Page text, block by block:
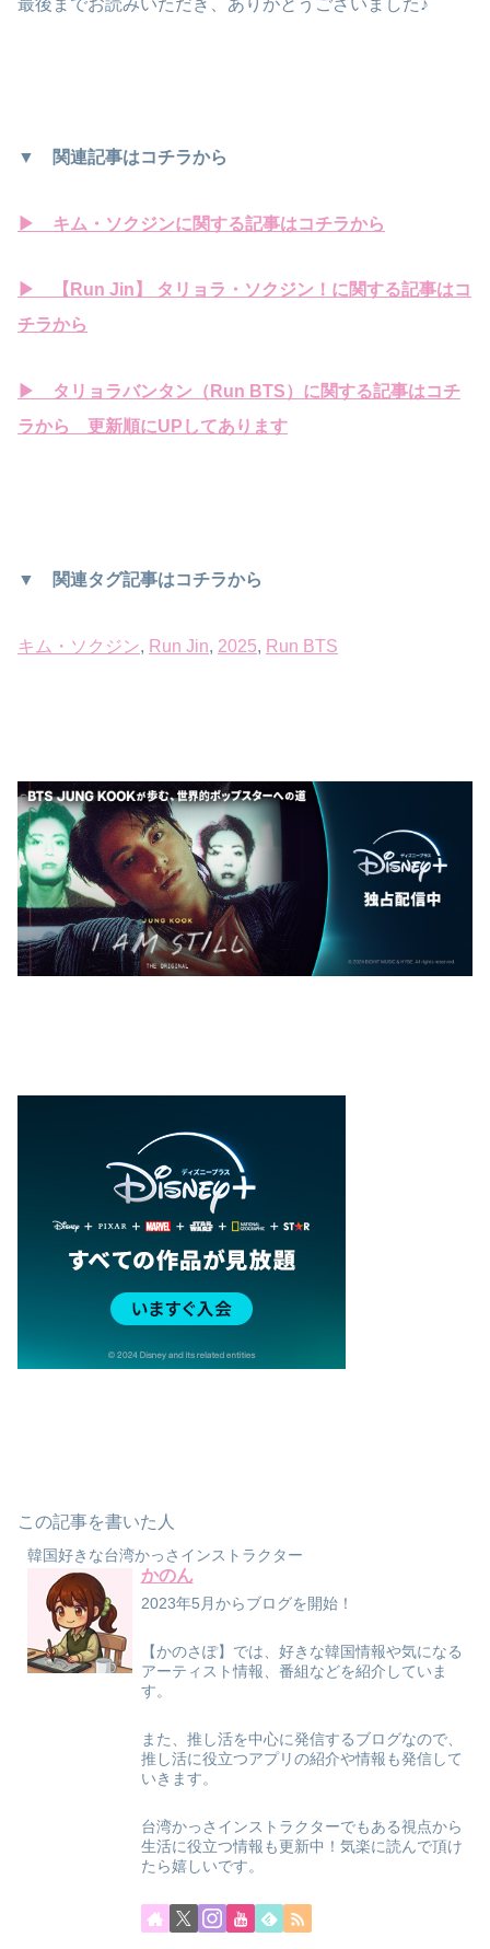
最後までお読みいただき、ありがとうございました♪
▼ 関連記事はコチラから
▶ キム・ソクジンに関する記事はコチラから
▶ 【Run Jin】 タリョラ・ソクジン！に関する記事はコ
チラから
▶ タリョラバンタン（Run BTS）に関する記事はコチ
ラから 更新順にUPしてあります
▼ 関連タグ記事はコチラから
キム・ソクジン, Run Jin, 2025, Run BTS
この記事を書いた人
韓国好きな台湾かっさインストラクター
かのん
2023年5月からブログを開始！
【かのさぽ】では、好きな韓国情報や気になる
アーティスト情報、番組などを紹介していま
す。
また、推し活を中心に発信するブログなので、
推し活に役立つアプリの紹介や情報も発信して
いきます。
台湾かっさインストラクターでもある視点から
生活に役立つ情報も更新中！気楽に読んで頂け
たら嬉しいです。